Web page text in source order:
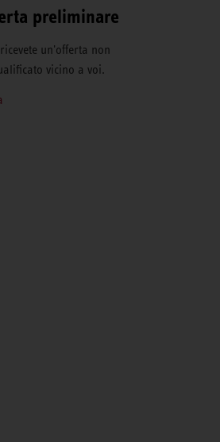
preliminare
un'offerta non
vicino a voi.